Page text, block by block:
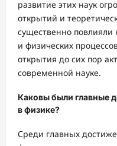
развитие этих наук
открытий и
существенно
и физических
открытия до сих пор
современной науке.
Каковы были главные
в физике?
Среди главных